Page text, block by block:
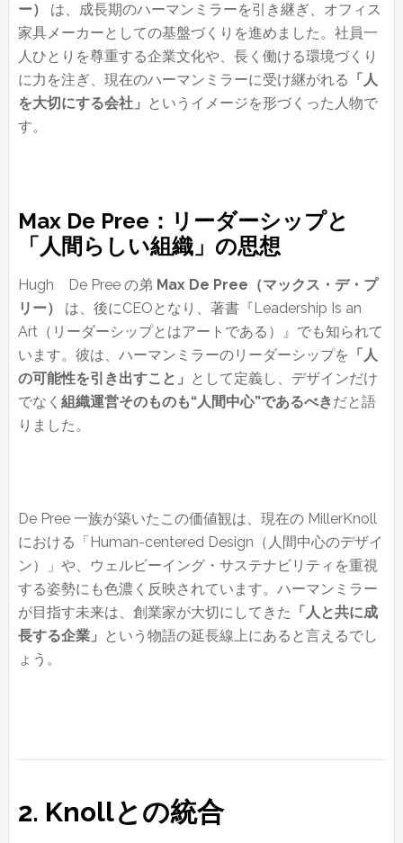
ー）
は、成長期のハーマンミラーを引き継ぎ、オフィス
家具メーカーとしての基盤づくりを進めました。社員一
人ひとりを尊重する企業文化や、長く働ける環境づくり
に力を注ぎ、現在のハーマンミラーに受け継がれる 「人
を大切にする会社」
というイメージを形づくった人物で
す。
Max De Pree：リーダーシップと
「人間らしい組織」の思想
Hugh De Pree の弟 Max De Pree（マックス・デ・プ
リー）
は、後にCEOとなり、著書『Leadership Is an
Art（リーダーシップとはアートである）』でも知られて
います。彼は、ハーマンミラーのリーダーシップを 「人
の可能性を引き出すこと」
として定義し、デザインだけ
でなく 組織運営そのものも“人間中心”であるべきだと語
りました。
De Pree 一族が築いたこの価値観は、現在の MillerKnoll
における「Human-centered Design（人間中心のデザイ
ン）」や、ウェルビーイング・サステナビリティを重視
する姿勢にも色濃く反映されています。ハーマンミラー
が目指す未来は、創業家が大切にしてきた 「人と共に成
長する企業」
という物語の延長線上にあると言えるでし
ょう。
2. Knollとの統合